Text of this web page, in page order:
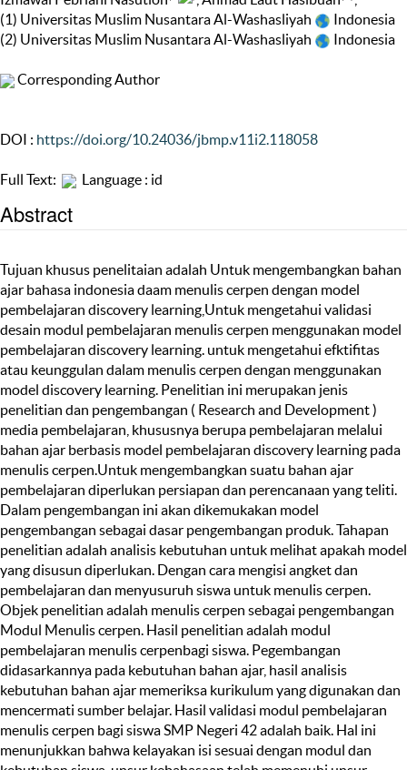
(1) Universitas Muslim Nusantara Al-Washasliyah
Indonesia
(2) Universitas Muslim Nusantara Al-Washasliyah
Indonesia
Corresponding Author
DOI : https://doi.org/10.24036/jbmp.v11i2.118058
Full Text: Language : id
Abstract
Tujuan khusus penelitaian adalah Untuk mengembangkan bahan
ajar bahasa indonesia daam menulis cerpen dengan model
pembelajaran discovery learning,Untuk mengetahui validasi
desain modul pembelajaran menulis cerpen menggunakan model
pembelajaran discovery learning. untuk mengetahui efktifitas
atau keunggulan dalam menulis cerpen dengan menggunakan
model discovery learning. Penelitian ini merupakan jenis
penelitian dan pengembangan ( Research and Development )
media pembelajaran, khususnya berupa pembelajaran melalui
bahan ajar berbasis model pembelajaran discovery learning pada
menulis cerpen.Untuk mengembangkan suatu bahan ajar
pembelajaran diperlukan persiapan dan perencanaan yang teliti.
Dalam pengembangan ini akan dikemukakan model
pengembangan sebagai dasar pengembangan produk. Tahapan
penelitian adalah analisis kebutuhan untuk melihat apakah model
yang disusun diperlukan. Dengan cara mengisi angket dan
pembelajaran dan menyusuruh siswa untuk menulis cerpen.
Objek penelitian adalah menulis cerpen sebagai pengembangan
Modul Menulis cerpen. Hasil penelitian adalah modul
pembelajaran menulis cerpenbagi siswa. Pegembangan
didasarkannya pada kebutuhan bahan ajar, hasil analisis
kebutuhan bahan ajar memeriksa kurikulum yang digunakan dan
mencermati sumber belajar. Hasil validasi modul pembelajaran
menulis cerpen bagi siswa SMP Negeri 42 adalah baik. Hal ini
menunjukkan bahwa kelayakan isi sesuai dengan modul dan